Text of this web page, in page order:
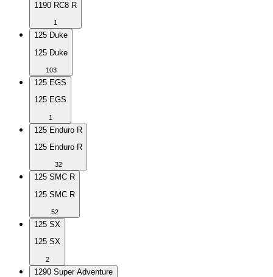
1190 RC8 R
1
125 Duke
125 Duke
103
125 EGS
125 EGS
1
125 Enduro R
125 Enduro R
32
125 SMC R
125 SMC R
52
125 SX
125 SX
2
1290 Super Adventure